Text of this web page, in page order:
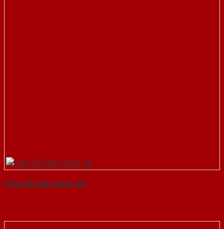
Cửa Gỗ Hàn Quốc 2A